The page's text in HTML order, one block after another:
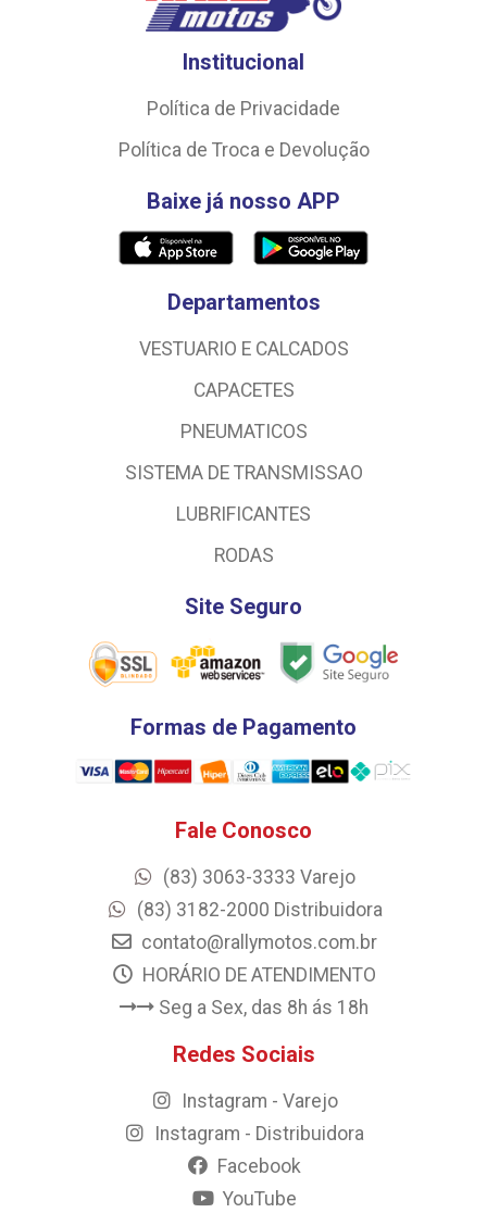
Institucional
Política de Privacidade
Política de Troca e Devolução
Baixe já nosso APP
Departamentos
VESTUARIO E CALCADOS
CAPACETES
PNEUMATICOS
SISTEMA DE TRANSMISSAO
LUBRIFICANTES
RODAS
Site Seguro
Formas de Pagamento
Fale Conosco
(83) 3063-3333 Varejo
(83) 3182-2000 Distribuidora
contato@rallymotos.com.br
HORÁRIO DE ATENDIMENTO
Seg a Sex, das 8h ás 18h
Redes Sociais
Instagram - Varejo
Instagram - Distribuidora
Facebook
YouTube